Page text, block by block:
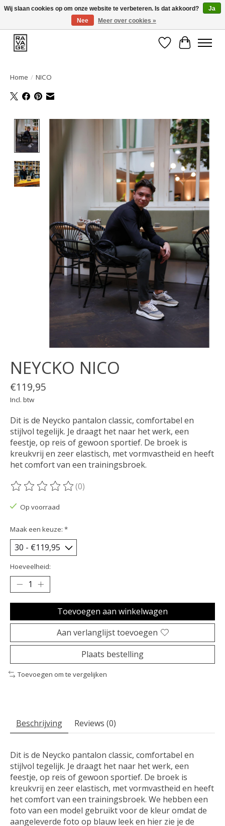
EEN GROOT ASSORTIMENT VAN TOP MERKEN!
Verlanglijst
Home / NICO
Product image slideshow Items
NEYCKO NICO
€119,95
Incl. btw
Dit is de Neycko pantalon classic, comfortabel en
stijlvol tegelijk. Je draagt het naar het werk, een
feestje, op reis of gewoon sportief. De broek is
kreukvrij en zeer elastisch, met vormvastheid en heeft
het comfort van een trainingsbroek.
De beoordeling van dit product is
(0)
Op voorraad
Maak een keuze: *
Hoeveelheid:
Toevoegen aan winkelwagen
Aan verlanglijst toevoegen
Plaats bestelling
Toevoegen om te vergelijken
Beschrijving Reviews (0)
Dit is de Neycko pantalon classic, comfortabel en
stijlvol tegelijk. Je draagt het naar het werk, een
feestje, op reis of gewoon sportief. De broek is
kreukvrij en zeer elastisch, met vormvastheid en heeft
het comfort van een trainingsbroek. We hebben een
foto van een model gebruikt voor de kleur omdat de
aangeleverde foto op blauw leek en hier zie je de
Wij slaan cookies op om onze website te verbeteren. Is dat akkoord?
Ja
Nee
Meer over cookies »